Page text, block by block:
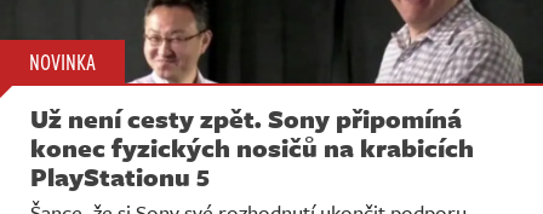
NOVINKA
Už není cesty zpět. Sony připomíná
konec fyzických nosičů na krabicích
PlayStationu 5